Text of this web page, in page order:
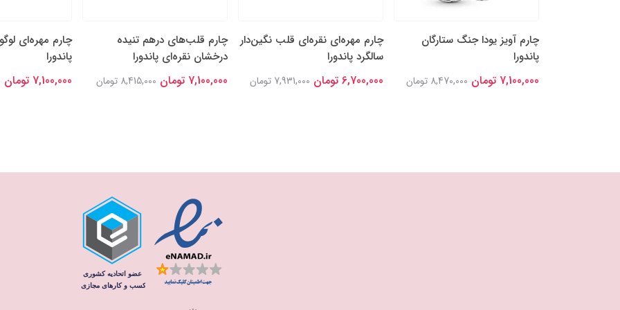
چارم آویز یودا جنگ ستارگان
پاندورا
7,100,000 تومان 8,470,000 تومان
چارم مهره‌ای نقره‌ای قلب نگین‌دار
سالگرد پاندورا
6,700,000 تومان 7,931,000 تومان
چارم قلب‌های درهم تنیده
درخشان نقره‌ای پاندورا
7,100,000 تومان 8,415,000 تومان
چارم مهره‌ای
پاندورا
7,100,000 تومان